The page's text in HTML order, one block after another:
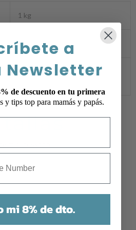
1 kg
1 × 1 × 1 cm
Rosa Empolvado, Celeste
tallas
a
Newsletter
de descuento en tu primera
y tips top para mamás y papás.
mi 8% de dto.